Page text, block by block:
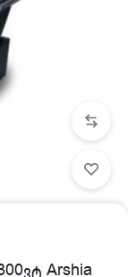
Arshia